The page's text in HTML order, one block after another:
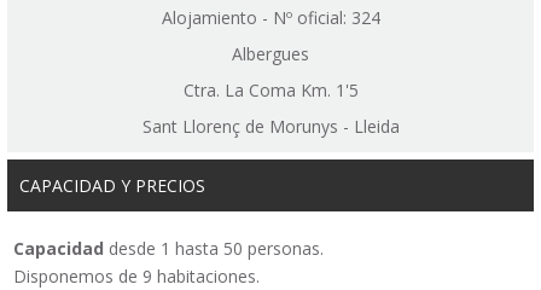
Alojamiento - Nº oficial: 324
Albergues
Ctra. La Coma Km. 1'5
Sant Llorenç de Morunys - Lleida
CAPACIDAD Y PRECIOS
Capacidad desde 1 hasta 50 personas.
Disponemos de 9 habitaciones.